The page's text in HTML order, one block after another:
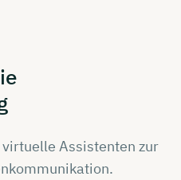
virtuelle Assistenten zur